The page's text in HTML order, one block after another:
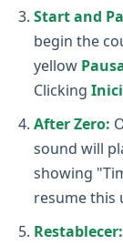
Start and
begin the
yellow
Clicking
After Zero:
sound will
showing
resume this
Restablecer: